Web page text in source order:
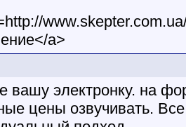
a>
вашу электронку. на
цены озвучивать. Все